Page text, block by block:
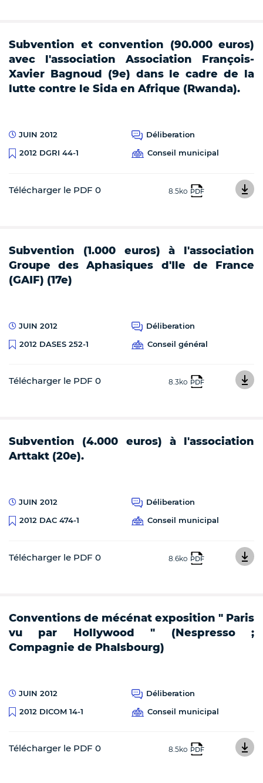
Subvention et convention (90.000 euros)
avec l'association Association François-
Xavier Bagnoud (9e) dans le cadre de la
lutte contre le Sida en Afrique (Rwanda).
JUIN 2012
Déliberation
2012 DGRI 44-1
Conseil municipal
Télécharger le PDF 0 8.5ko PDF
Subvention (1.000 euros) à l'association
Groupe des Aphasiques d'Ile de France
(GAIF) (17e)
JUIN 2012
Déliberation
2012 DASES 252-1
Conseil général
Télécharger le PDF 0 8.3ko PDF
Subvention (4.000 euros) à l'association
Arttakt (20e).
JUIN 2012
Déliberation
2012 DAC 474-1
Conseil municipal
Télécharger le PDF 0 8.6ko PDF
Conventions de mécénat exposition " Paris
vu par Hollywood " (Nespresso ;
Compagnie de Phalsbourg)
JUIN 2012
Déliberation
2012 DICOM 14-1
Conseil municipal
Télécharger le PDF 0 8.5ko PDF